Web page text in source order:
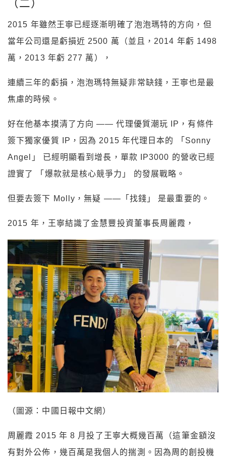
2015 年雖然王寧已經逐漸明確了泡泡瑪特的方向，但
當年公司還是虧損近 2500 萬（並且，2014 年虧 1498
萬，2013 年虧 277 萬），
連續三年的虧損，泡泡瑪特無疑非常缺錢，王寧也是最
焦慮的時候。
好在他基本摸清了方向 —— 代理優質潮玩 IP，有條件
簽下獨家優質 IP，因為 2015 年代理日本的 「Sonny
Angel」 已經明顯看到增長，單款 IP3000 的營收已經
證實了 「爆款就是核心競爭力」 的發展戰略。
但要去簽下 Molly，無疑 ——「找錢」 是最重要的。
2015 年，王寧結識了金慧豐投資董事長周麗霞，
（圖源：中國日報中文網）
周麗霞 2015 年 8 月投了王寧大概幾百萬（這筆金額沒
有對外公佈，幾百萬是我個人的揣測。因為周的創投機